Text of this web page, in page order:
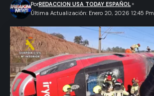
Última Actualización: Enero 20, 2026 12:45 Pm
PorREDACCION USA TODAY ESPAÑOL